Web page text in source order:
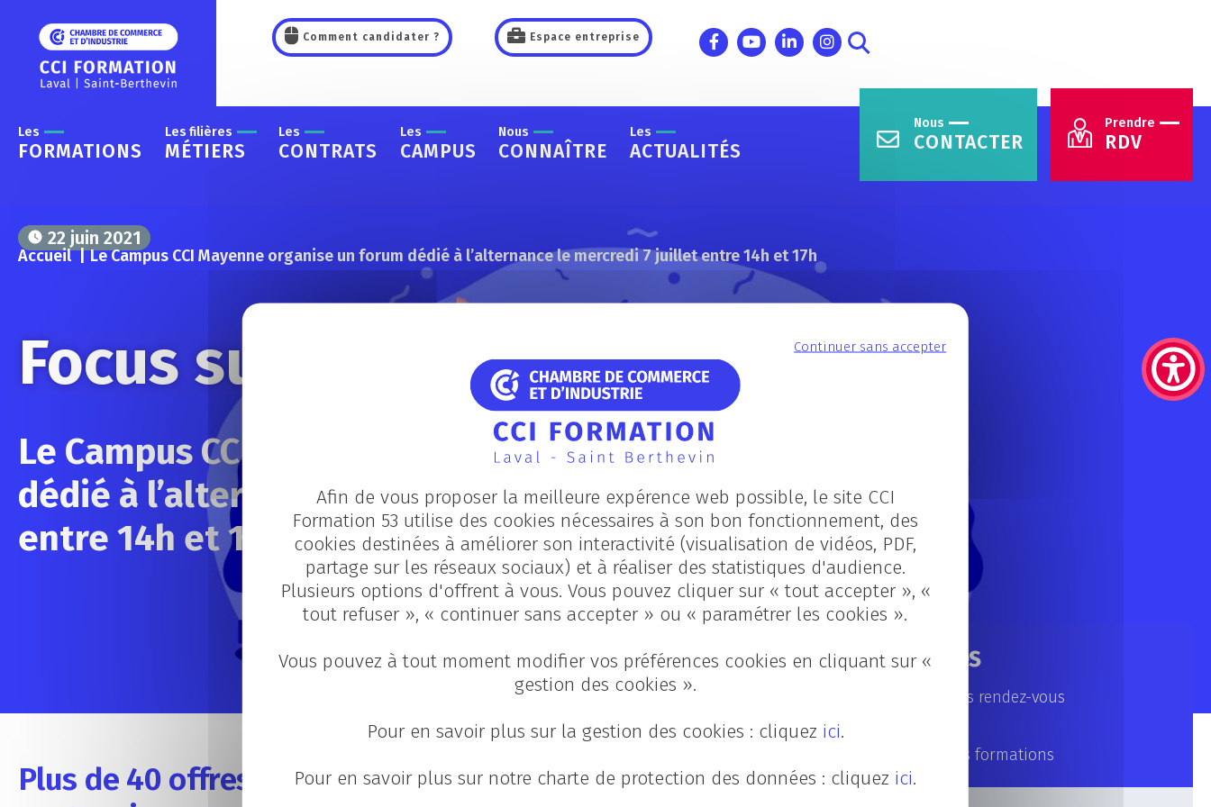
Comment candidater ? Espace entreprise
Les
FORMATIONS
Les filières
MÉTIERS
Les
CONTRATS
Les
CAMPUS
Nous
CONNAÎTRE
Les
ACTUALITÉS
Prendre
RDV
Nous
CONTACTER
Accueil Le Campus CCI Mayenne organise un forum dédié à l’alternance le mercredi 7 juillet entre 14h et 17h
22 juin 2021
Focus sur nos formations
Le Campus CCI Mayenne organise un forum
dédié à l’alternance le mercredi 7 juillet
entre 14h et 17h
Plus de 40 offres en alternance de nos entreprises
Rubriques
Nos prochains rendez-vous
Focus sur nos formations
Continuer sans accepter
Afin de vous proposer la meilleure expérence web possible, le site CCI
Formation 53 utilise des cookies nécessaires à son bon fonctionnement, des
cookies destinées à améliorer son interactivité (visualisation de vidéos, PDF,
partage sur les réseaux sociaux) et à réaliser des statistiques d'audience.
Plusieurs options d'offrent à vous. Vous pouvez cliquer sur « tout accepter », «
tout refuser », « continuer sans accepter » ou « paramétrer les cookies ».
Vous pouvez à tout moment modifier vos préférences cookies en cliquant sur «
gestion des cookies ».
Pour en savoir plus sur la gestion des cookies : cliquez ici.
Pour en savoir plus sur notre charte de protection des données : cliquez ici.